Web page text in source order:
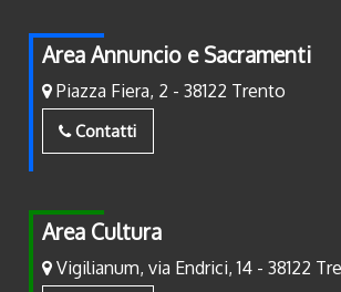
Area Annuncio e Sacramenti
Piazza Fiera, 2 - 38122 Trento
Contatti
Area Cultura
Vigilianum, via Endrici, 14 - 38122